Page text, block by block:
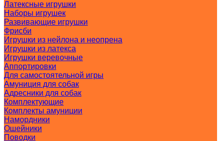
Латексные игрушки
Наборы игрушек
Развивающие игрушки
Фрисби
Игрушки из нейлона и неопрена
Игрушки из латекса
Игрушки веревочные
Аппортировки
Для самостоятельной игры
Амуниция для собак
Адресники для собак
Комплектующие
Комплекты амуниции
Намордники
Ошейники
Поводки